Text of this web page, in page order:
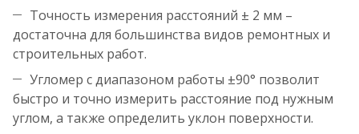
Точность измерения расстояний ± 2 мм –
достаточна для большинства видов ремонтных и
строительных работ.
Угломер с диапазоном работы ±90° позволит
быстро и точно измерить расстояние под нужным
углом, а также определить уклон поверхности.